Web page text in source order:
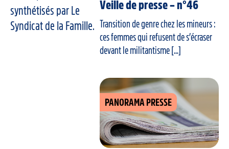
synthétisés par Le
Syndicat de la Famille.
Veille de presse – n°46
Transition de genre chez les mineurs :
ces femmes qui refusent de s’écraser
devant le militantisme [...]
PANORAMA PRESSE